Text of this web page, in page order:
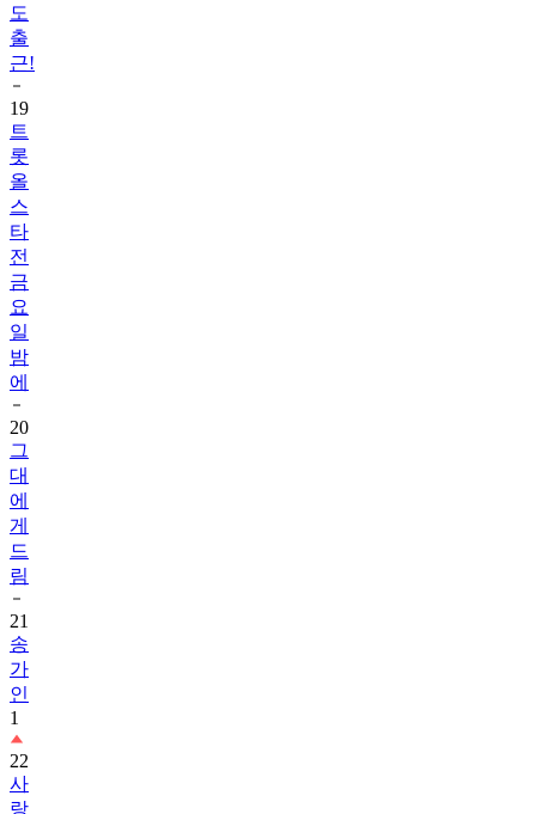
도
출
근!
19
트
롯
올
스
타
전
금
요
일
밤
에
20
그
대
에
게
드
림
21
송
가
인
1
22
사
랑